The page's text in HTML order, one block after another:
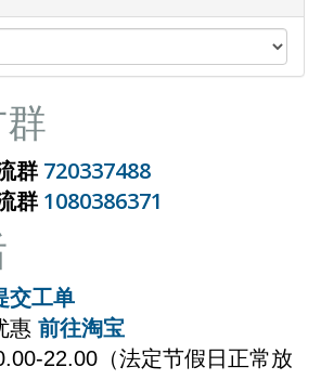
群 720337488
群 1080386371
交工单
惠 前往淘宝
22.00（法定节假日正常放